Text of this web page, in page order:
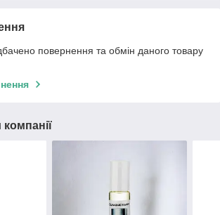
повернення та обмін даного товару
компанії